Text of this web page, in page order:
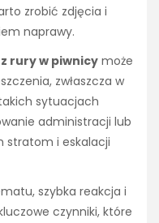
zrobić zdjęcia i
naprawy.
rury w piwnicymoże
zwłaszcza w
sytuacjach
administracji lub
stratom i eskalacji
szybka reakcja i
czynniki, które